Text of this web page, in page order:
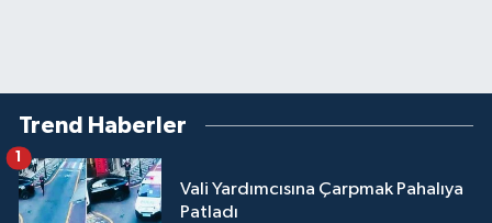
Trend Haberler
Vali Yardımcısına Çarpmak Pahalıya
Patladı
1